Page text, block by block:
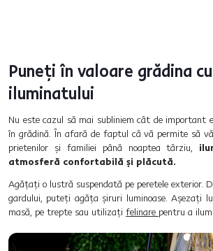
Puneți în valoare grădina
iluminatului
Nu este cazul să mai subliniem cât de important
în grădină. În afară de faptul că vă permite să
prietenilor și familiei până noaptea târziu,
atmosferă confortabilă și plăcută.
Agățați o lustră suspendată pe peretele exterior.
gardului, puteți agăța șiruri luminoase. Așezați
masă, pe trepte sau utilizați felinare pentru a